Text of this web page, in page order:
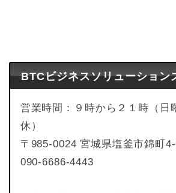
BTCビジネスソリューション
営業時間：９時から２１時（日
休）
〒985-0024 宮城県塩釜市錦町
090-6686-4443